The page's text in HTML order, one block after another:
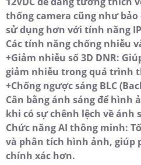
thống camera cũng như
sử dụng hơn với tính năng IP
Các tính năng chống nhiễu
+Giảm nhiễu số 3D DNR:
giảm nhiễu trong quá trình
+Chống ngược sáng BLC
Cân bằng ánh sáng để
khi có sự chênh lệch về ánh
Chức năng AI thông minh:
và phân tích hình ảnh, giúp
chính xác hơn.